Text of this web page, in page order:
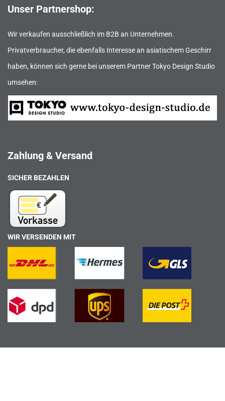
Unser Partnershop:
Wir verkaufen ausschließlich im B2B an Unternehmen.
Privatverbraucher, die ebenfalls Interesse an asiatischem Geschirr
haben, können sich gerne bei unserem Partner Tokyo Design Studio
umsehen:
Zahlung & Versand
SICHER BEZAHLEN
WIR VERSENDEN MIT